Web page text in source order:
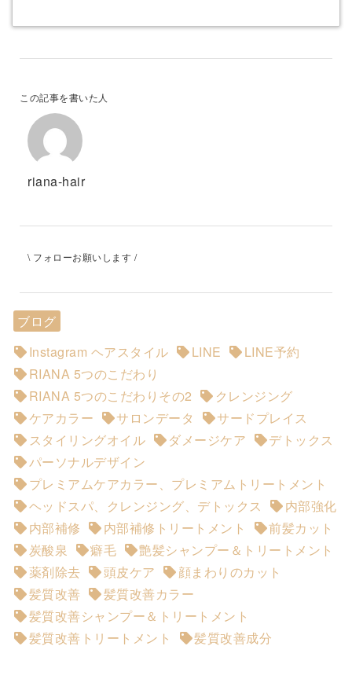
この記事を書いた人
riana-hair
\ フォローお願いします /
ブログ
Instagram ヘアスタイル
LINE
LINE予約
RIANA 5つのこだわり
RIANA 5つのこだわりその2
クレンジング
ケアカラー
サロンデータ
サードプレイス
スタイリングオイル
ダメージケア
デトックス
パーソナルデザイン
プレミアムケアカラー、プレミアムトリートメント
ヘッドスパ、クレンジング、デトックス
内部強化
内部補修
内部補修トリートメント
前髪カット
炭酸泉
癖毛
艶髪シャンプー＆トリートメント
薬剤除去
頭皮ケア
顔まわりのカット
髪質改善
髪質改善カラー
髪質改善シャンプー＆トリートメント
髪質改善トリートメント
髪質改善成分